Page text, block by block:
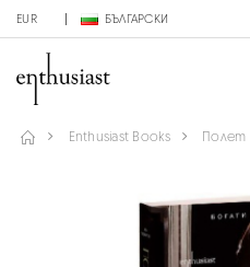
EUR БЪЛГАРСКИ
Enthusiast Books